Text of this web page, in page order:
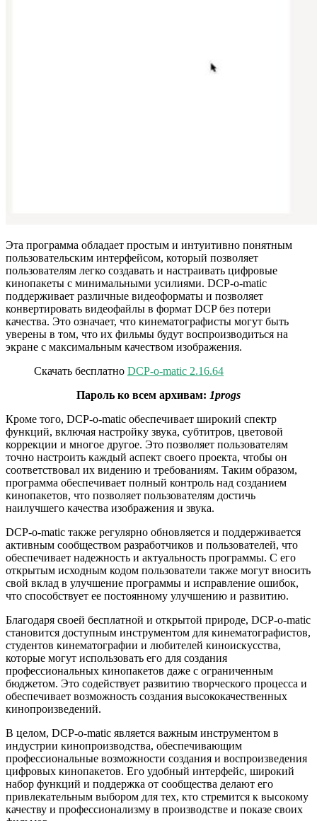
Эта программа обладает простым и интуитивно понятным
пользовательским интерфейсом, который позволяет
пользователям легко создавать и настраивать цифровые
кинопакеты с минимальными усилиями. DCP-o-matic
поддерживает различные видеоформаты и позволяет
конвертировать видеофайлы в формат DCP без потери
качества. Это означает, что кинематографисты могут быть
уверены в том, что их фильмы будут воспроизводиться на
экране с максимальным качеством изображения.
Скачать бесплатно DCP-o-matic 2.16.64
Пароль ко всем архивам: 1progs
Кроме того, DCP-o-matic обеспечивает широкий спектр
функций, включая настройку звука, субтитров, цветовой
коррекции и многое другое. Это позволяет пользователям
точно настроить каждый аспект своего проекта, чтобы он
соответствовал их видению и требованиям. Таким образом,
программа обеспечивает полный контроль над созданием
кинопакетов, что позволяет пользователям достичь
наилучшего качества изображения и звука.
DCP-o-matic также регулярно обновляется и поддерживается
активным сообществом разработчиков и пользователей, что
обеспечивает надежность и актуальность программы. С его
открытым исходным кодом пользователи также могут вносить
свой вклад в улучшение программы и исправление ошибок,
что способствует ее постоянному улучшению и развитию.
Благодаря своей бесплатной и открытой природе, DCP-o-matic
становится доступным инструментом для кинематографистов,
студентов кинематографии и любителей киноискусства,
которые могут использовать его для создания
профессиональных кинопакетов даже с ограниченным
бюджетом. Это содействует развитию творческого процесса и
обеспечивает возможность создания высококачественных
кинопроизведений.
В целом, DCP-o-matic является важным инструментом в
индустрии кинопроизводства, обеспечивающим
профессиональные возможности создания и воспроизведения
цифровых кинопакетов. Его удобный интерфейс, широкий
набор функций и поддержка от сообщества делают его
привлекательным выбором для тех, кто стремится к высокому
качеству и профессионализму в производстве и показе своих